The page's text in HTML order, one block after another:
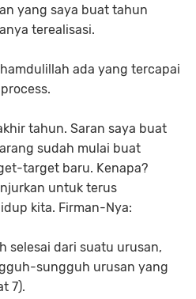
yang saya buat tahun
terealisasi.
ada yang tercapai
tahun. Saran saya buat
sudah mulai buat
target baru. Kenapa?
untuk terus
kita. Firman-Nya:
selesai dari suatu urusan,
sungguh urusan yang
7).